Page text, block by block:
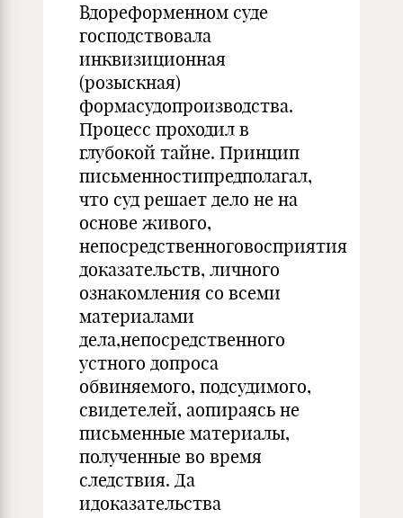
Вдореформенном суде
господствовала
инквизиционная
(розыскная)
формасудопроизводства.
Процесс проходил в
глубокой тайне. Принцип
письменностипредполагал,
что суд решает дело не на
основе живого,
непосредственноговосприятия
доказательств, личного
ознакомления со всеми
материалами
дела,непосредственного
устного допроса
обвиняемого, подсудимого,
свидетелей, аопираясь не
письменные материалы,
полученные во время
следствия. Да
идоказательства